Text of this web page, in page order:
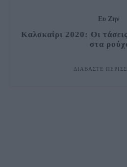
Ευ Ζην
Καλοκαίρι 2020: Οι
στα
ΔΙΑΒΆΣΤΕ